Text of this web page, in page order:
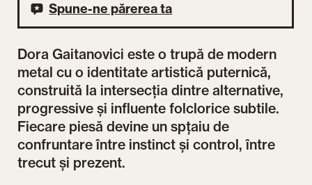
Dora Gaitanovici este o trupă de modern
metal cu o identitate artistică puternică,
construită la intersecția dintre alternative,
progressive și influente folclorice subtile.
Fiecare piesă devine un spțaiu de
confruntare între instinct și control, între
trecut și prezent.
Spune-ne părerea ta